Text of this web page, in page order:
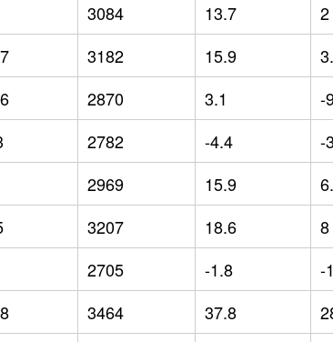
3084 13.7 2
3182 15.9
2870 3.1 -
2782 -4.4 -3
2969 15.9
3207 18.6 8
2705 -1.8 -
3464 37.8